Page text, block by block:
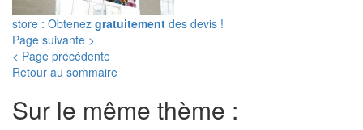
store : Obtenez gratuitement des devis !
Page suivante >
< Page précédente
Retour au sommaire
Sur le même thème :